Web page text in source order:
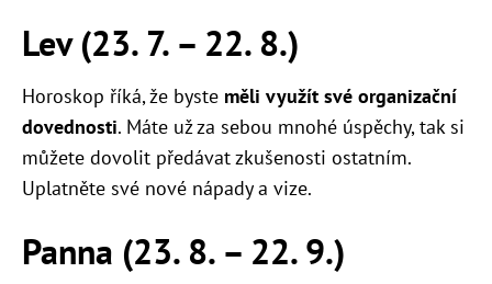
Lev (23. 7. – 22. 8.)
Horoskop říká, že byste měli využít své organizační
dovednosti. Máte už za sebou mnohé úspěchy, tak si
můžete dovolit předávat zkušenosti ostatním.
Uplatněte své nové nápady a vize.
Panna (23. 8. – 22. 9.)